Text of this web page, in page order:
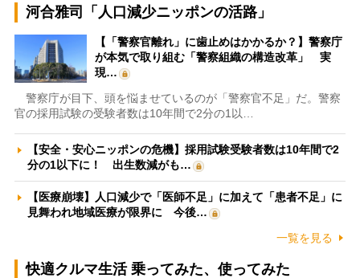
河合雅司「人口減少ニッポンの活路」
【「警察官離れ」に歯止めはかかるか？】警察庁
が本気で取り組む「警察組織の構造改革」 実
現…
警察庁が目下、頭を悩ませているのが「警察官不足」だ。警察
官の採用試験の受験者数は10年間で2分の1以…
【安全・安心ニッポンの危機】採用試験受験者数は10年間で2
分の1以下に！ 出生数減がも…
【医療崩壊】人口減少で「医師不足」に加えて「患者不足」に
見舞われ地域医療が限界に 今後…
一覧を見る
快適クルマ生活 乗ってみた、使ってみた